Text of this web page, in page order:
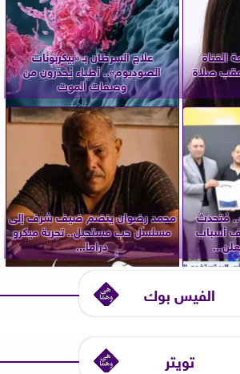
القناة
عقب صلاة
علاج السرطان بـ «بيكربونات
الصوديوم».. أطباء يُحذّرون من
وصفات الموت
مُتحدث
أسباب
محمد رضوان ينضم ضيف شرف إلى
مسلسل حب مستحيل.. تجربة ميكرو
دراما...
الفيس بوك
تويتر